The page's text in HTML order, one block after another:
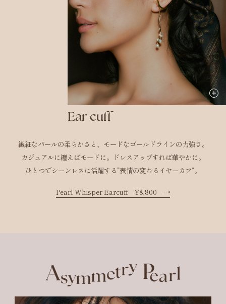
Ear cuff
繊細なパールの柔らかさと、モードなゴールドラインの力強さ。
カジュアルに纏えばモードに。ドレスアップすれば華やかに。
ひとつでシーンレスに活躍する“表情の変わるイヤーカフ”。
Pearl Whisper Earcuff ¥8,800 →